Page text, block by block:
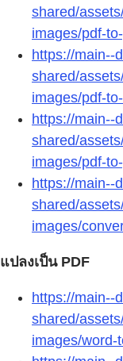
shared/
images/pdf-
https://main--
shared/
images/pdf-
https://main--
shared/
images/pdf-
https://main--
shared/
images/
แปลงเป็น PDF
https://main--
shared/
images/word-